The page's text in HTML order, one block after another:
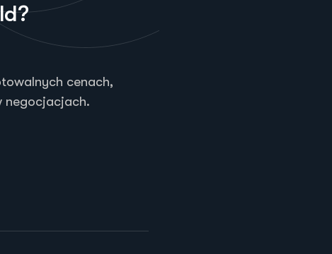
d?
cenach,
negocjacjach.